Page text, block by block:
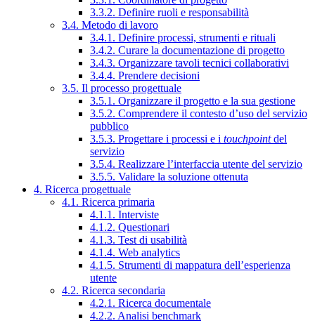
3.3.2. Definire ruoli e responsabilità
3.4. Metodo di lavoro
3.4.1. Definire processi, strumenti e rituali
3.4.2. Curare la documentazione di progetto
3.4.3. Organizzare tavoli tecnici collaborativi
3.4.4. Prendere decisioni
3.5. Il processo progettuale
3.5.1. Organizzare il progetto e la sua gestione
3.5.2. Comprendere il contesto d’uso del servizio
pubblico
3.5.3. Progettare i processi e i touchpointdel
servizio
3.5.4. Realizzare l’interfaccia utente del servizio
3.5.5. Validare la soluzione ottenuta
4. Ricerca progettuale
4.1. Ricerca primaria
4.1.1. Interviste
4.1.2. Questionari
4.1.3. Test di usabilità
4.1.4. Web analytics
4.1.5. Strumenti di mappatura dell’esperienza
utente
4.2. Ricerca secondaria
4.2.1. Ricerca documentale
4.2.2. Analisi benchmark